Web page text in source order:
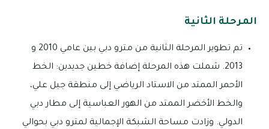
المرحلة الثانية
تم تطوير المرحلة الثانية من مترو دبي بين عامي 2010 و
2013. شملت هذه المرحلة إضافة خطين جديدين: الخط
الأحمر الممتد من الاستاد الرياضي إلى منطقة جبل علي،
والخط الأخضر الممتد من الهور العباسية إلى مطار دبي
الدولي. وزادت مساحة الشبكة الإجمالية لمترو دبي بحوالي